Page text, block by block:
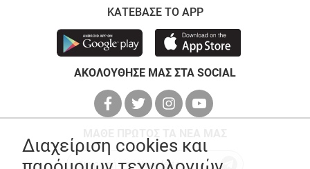
ΚΑΤΕΒΑΣΕ ΤΟ APP
ΑΚΟΛΟΥΘΗΣΕ ΜΑΣ ΣΤΑ SOCIAL
Διαχείριση cookies και